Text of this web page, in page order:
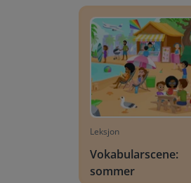
Leksjon
Vokabularscene:
sommer